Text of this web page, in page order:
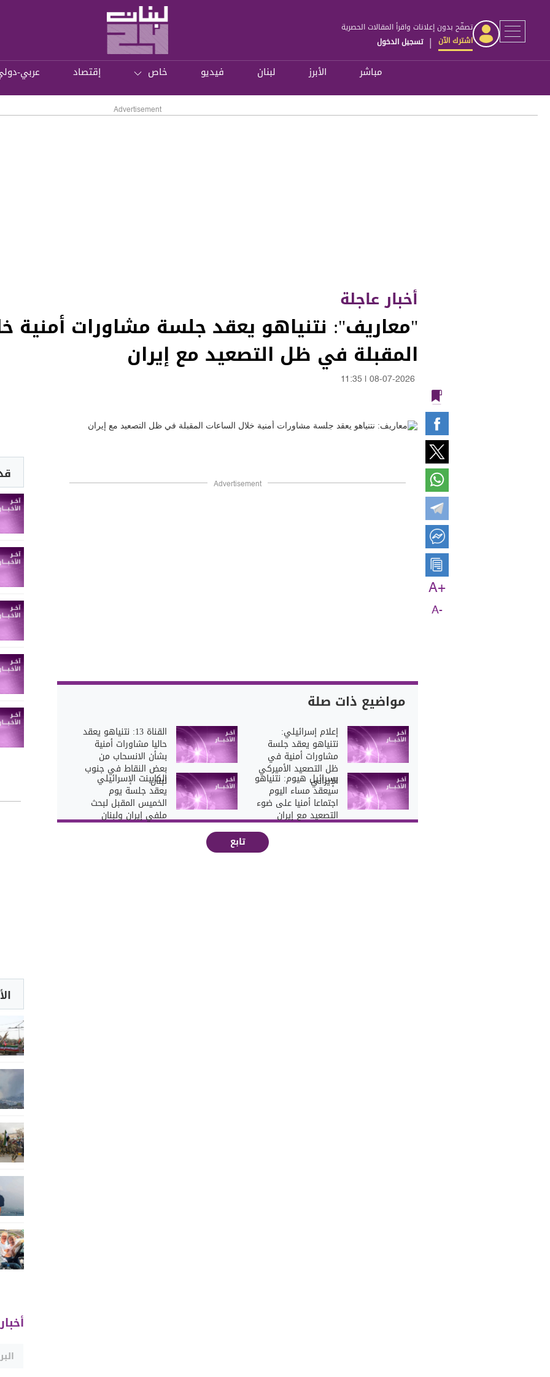
تصفّح بدون إعلانات واقرأ المقالات الحصرية
اشترك الآن | تسجيل الدخول
مباشر الأبرز لبنان فيديو خاص إقتصاد عربي-
Advertisement
أخبار عاجلة
"معاريف": نتنياهو يعقد جلسة مشاورات أمنية
المقبلة في ظل التصعيد مع إيران
08-07-2026
11:35
A+
A-
Advertisement
مواضيع ذات صلة
إعلام إسرائيلي:
نتنياهو يعقد جلسة
مشاورات أمنية في
ظل التصعيد الأميركي
الإيراني
القناة 13: نتنياهو يعقد
حاليا مشاورات أمنية
بشأن الانسحاب من
بعض النقاط في جنوب
لبنان يسرائيل هيوم: نتنياهو
سيعقد مساء اليوم
اجتماعا أمنيا على ضوء
التصعيد مع إيران
الكابينت الإسرائيلي
يعقد جلسة يوم
الخميس المقبل لبحث
ملفي إيران ولبنان
تابع